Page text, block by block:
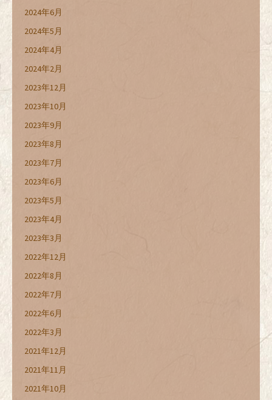
2024年6月
2024年5月
2024年4月
2024年2月
2023年12月
2023年10月
2023年9月
2023年8月
2023年7月
2023年6月
2023年5月
2023年4月
2023年3月
2022年12月
2022年8月
2022年7月
2022年6月
2022年3月
2021年12月
2021年11月
2021年10月